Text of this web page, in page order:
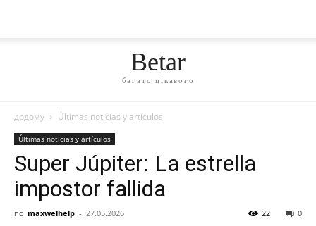
Betar
багато цікавого
додому Últimas noticias y artículos
Últimas noticias y artículos
Super Júpiter: La estrella
impostor fallida
по maxwelhelp - 27.05.2026 0
22